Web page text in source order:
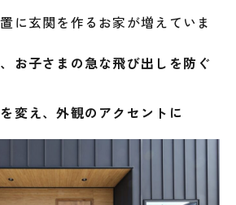
に玄関を作るお家が増えていま
お子さまの急な飛び出しを防ぐ
変え、外観のアクセントに